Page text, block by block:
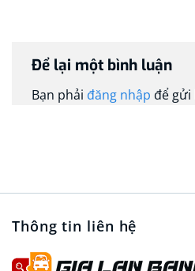
Để lại một bình luận
Bạn phải đăng nhập để gửi
Thông tin liên hệ